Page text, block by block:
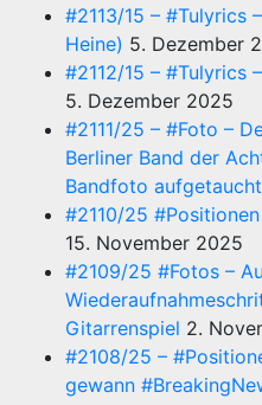
#2113/15 – #Tulyrics
Heine) 5. Dezember
#2112/15 – #Tulyrics
5. Dezember 2025
#2111/25 – #Foto –
Berliner Band der
Bandfoto aufgetaucht
#2110/25
15. November 2025
#2109/25 #Fotos –
Gitarrenspiel 2.
#2108/25 –
gewann